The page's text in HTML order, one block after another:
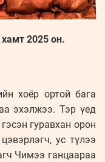
2025 он.
хоёр ортой бага
эхэлжээ. Тэр үед
гуравхан орон
ус түлээ
Чимээ ганцаараа